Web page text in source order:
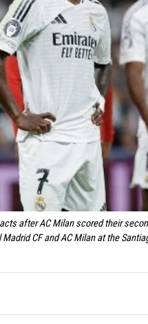
after AC Milan scored their
CF and AC Milan at the